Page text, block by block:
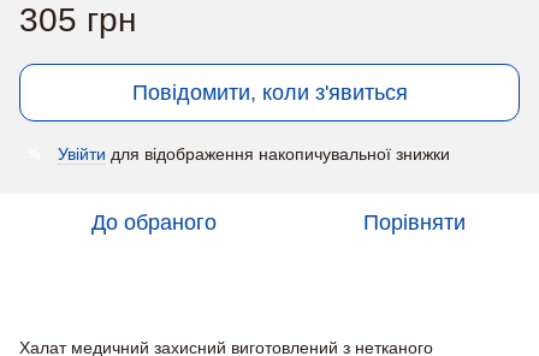
305 грн
Повідомити, коли з'явиться
Увійти для відображення накопичувальної знижки
До обраного Порівняти
Халат медичний захисний виготовлений з нетканого